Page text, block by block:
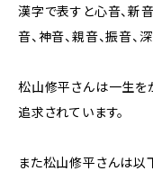
漢字で表すと心音、新音
音、神音、親音、振音、
松山修平さんは一生を
追求されています。
また松山修平さんは以